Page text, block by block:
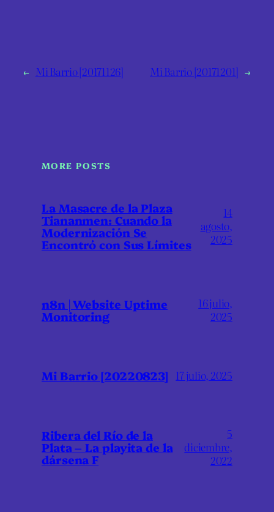
← Mi Barrio [20171126] Mi Barrio [20171201] →
MORE POSTS
La Masacre de la Plaza
Tiananmen: Cuando la
Modernización Se
Encontró con Sus Límites
14
agosto,
2025
n8n | Website Uptime
Monitoring
16 julio,
2025
Mi Barrio [20220823] 17 julio, 2025
Ribera del Río de la
Plata – La playita de la
dársena F
5
diciembre,
2022